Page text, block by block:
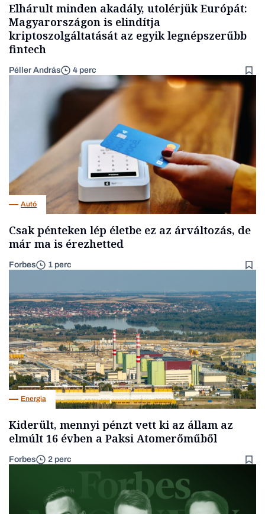
Elhárult minden akadály, utolérjük Európát:
Magyarországon is elindítja
kriptoszolgáltatását az egyik legnépszerűbb
fintech
Péller András 4 perc
Autó
Csak pénteken lép életbe ez az árváltozás, de
már ma is érezhetted
Forbes 1 perc
Energia
Kiderült, mennyi pénzt vett ki az állam az
elmúlt 16 évben a Paksi Atomerőműből
Forbes 2 perc